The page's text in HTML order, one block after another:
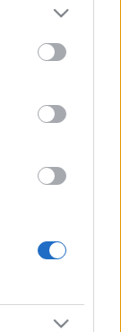
more Google
may click to
tags to
Google